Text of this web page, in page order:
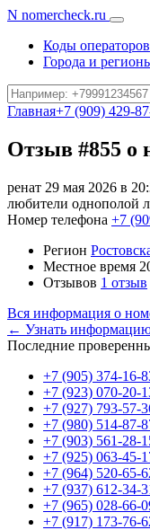
N nomercheck.ru
Коды операторов
Города и
Главная+7 (909) 429-
Отзыв #855 о
ренат 29 мая 2026 в
любители однополой
Номер телефона +7
Регион
Местное время
Отзывов 1 отзыв
Вся информация о
← Узнать
Последние
+7 (905) 374-16-
+7 (923) 070-20-
+7 (927) 793-57-
+7 (980) 514-87-
+7 (903) 561-28-
+7 (925) 063-45-
+7 (964) 520-65-
+7 (937) 612-34-
+7 (965) 028-66-
+7 (917) 173-76-